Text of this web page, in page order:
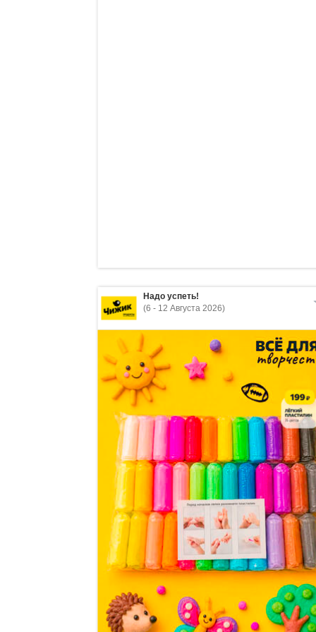
Надо успеть!
(6 - 12 Августа 2026)